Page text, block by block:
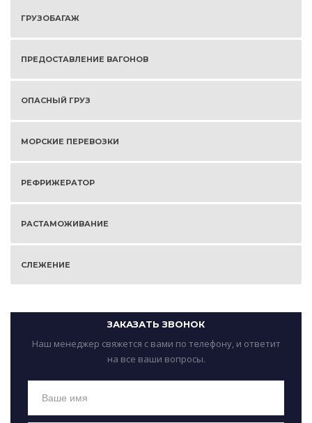
ГРУЗОБАГАЖ
ПРЕДОСТАВЛЕНИЕ ВАГОНОВ
ОПАСНЫЙ ГРУЗ
МОРСКИЕ ПЕРЕВОЗКИ
РЕФРИЖЕРАТОР
РАСТАМОЖИВАНИЕ
СЛЕЖЕНИЕ
ЗАКАЗАТЬ ЗВОНОК
Наш менеджер свяжется с вами по телефону, и ответит
на все ваши вопросы.